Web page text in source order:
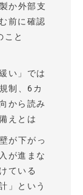
か外部支
前に確認
こと
い」では
制、6カ
から読み
えとは
が下がっ
が進まな
ている
」という